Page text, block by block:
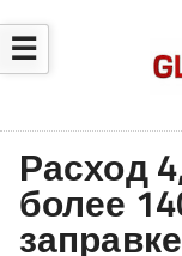
☰
Расход
более